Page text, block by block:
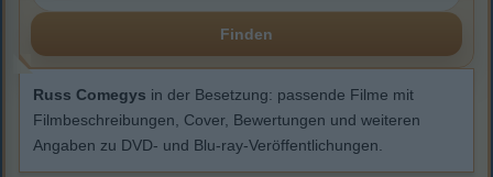
Finden
Russ Comegys in der Besetzung: passende Filme mit
Filmbeschreibungen, Cover, Bewertungen und weiteren
Angaben zu DVD- und Blu-ray-Veröffentlichungen.